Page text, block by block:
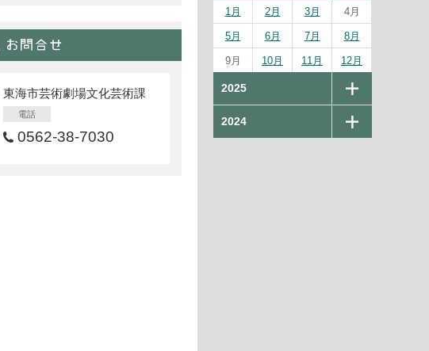
東海市芸術劇場文化芸術課
電話
0562-38-7030
1月 2月 3月 4月
5月 6月 7月 8月
9月 10月 11月 12月
2025
2024